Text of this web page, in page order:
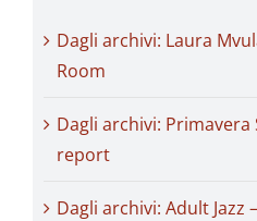
Dagli archivi: Laura
Room
Dagli archivi: Primavera
report
Dagli archivi: Adult Jazz